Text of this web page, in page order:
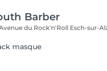
Barber
du Rock'n'Roll Esch-sur-
masque